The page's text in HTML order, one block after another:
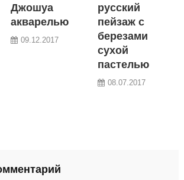
Джошуа
акварелью
09.12.2017
русский
пейзаж с
березами
сухой
пастелью
08.07.2017